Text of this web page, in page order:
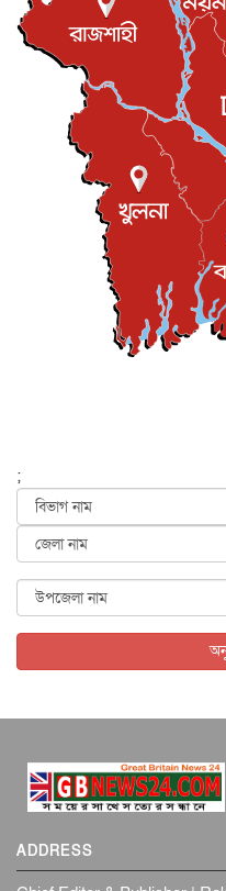
যুক্তরাজ্যে
সভা...
ইউকে কমিউনিটি
প্রধানমন্ত্রীকে
জাতীয়
জুলাই গণ-
জাতীয়
জনগণ পরিবর্তন
বেনজীর
মাহম...
জাতীয়
হরমুজ নিয়ে
পৃথিবীর দিকে
কেনিয়ায় ১৫
আন্তর্জাতিক
;
ADDRESS